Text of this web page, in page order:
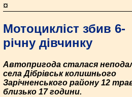
¤
Мотоцикліст збив 6-
річну дівчинку
Автопригода сталася
села Дібрівськ колишнього
Зарічненського району 12
близько 17 години.